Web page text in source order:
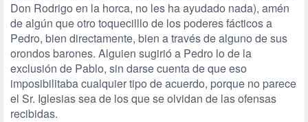
Don Rodrigo en la horca, no les ha ayudado nada), amén
de algún que otro toquecilllo de los poderes fácticos a
Pedro, bien directamente, bien a través de alguno de sus
orondos barones. Alguien sugirió a Pedro lo de la
exclusión de Pablo, sin darse cuenta de que eso
imposibilitaba cualquier tipo de acuerdo, porque no parece
el Sr. Iglesias sea de los que se olvidan de las ofensas
recibidas.